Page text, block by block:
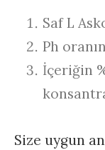
Saf L
Ph
İçeriğin
Size uygun